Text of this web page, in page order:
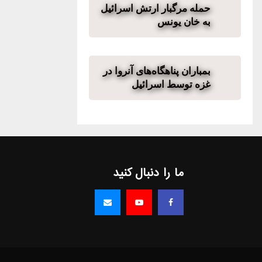
حمله مرگبار ارتش اسرائیل
به خان یونس
بمباران پناهگاه‌های آنروا در
غزه توسط اسرائیل
ما را دنبال کنید